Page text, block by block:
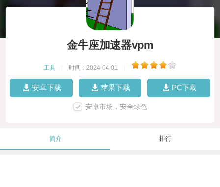
金牛座加速器vpm
工具 时间：2024-04-01
安卓下载 苹果下载 PC下载
安卓市场，安全绿色
简介 排行